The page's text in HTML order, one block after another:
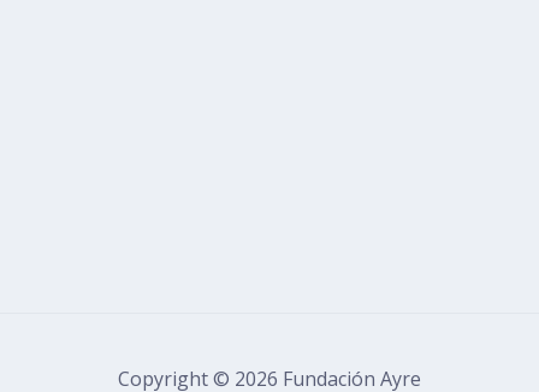
Copyright © 2026 Fundación Ayre